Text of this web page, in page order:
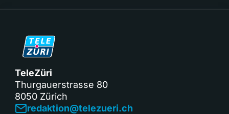
TeleZüri
Thurgauerstrasse 80
8050 Zürich
redaktion@telezueri.ch